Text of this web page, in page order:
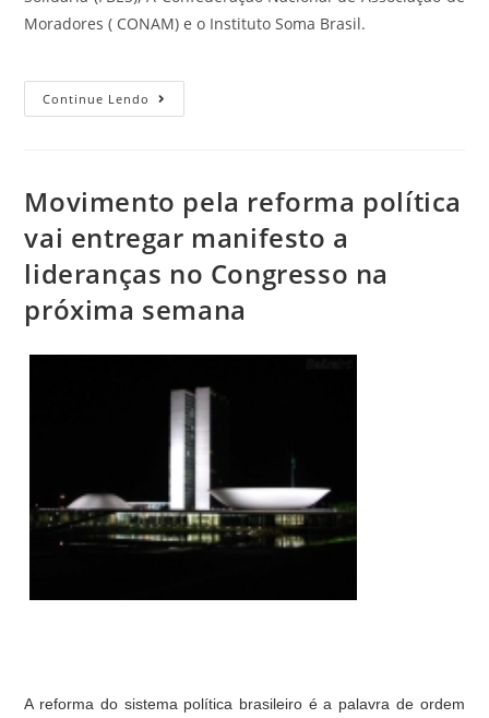
Moradores ( CONAM) e o Instituto Soma Brasil.
Continue Lendo
Movimento pela reforma política
vai entregar manifesto a
lideranças no Congresso na
próxima semana
A reforma do sistema política brasileiro é a palavra de ordem